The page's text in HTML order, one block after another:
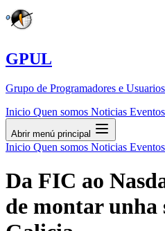
GPUL
Grupo de Programadores e
Inicio Quen somos Noticias Eventos
Abrir menú principal
Inicio Quen somos Noticias Eventos
Da FIC ao
de montar unha